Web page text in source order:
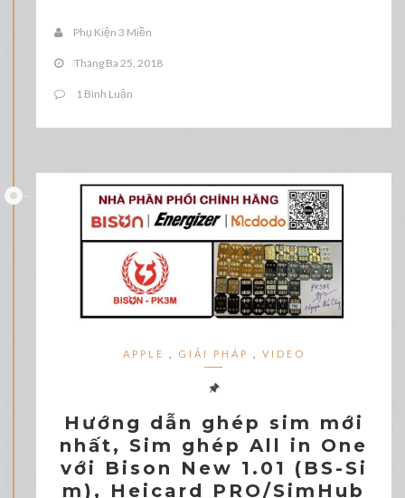
Phụ Kiện 3 Miền
Tháng Ba 25, 2018
1 Bình Luận
APPLE GIẢI PHÁP VIDEO
Hướng dẫn ghép sim mới
nhất, Sim ghép All in One
với Bison New 1.01 (BS-Si
m), Heicard PRO/SimHub